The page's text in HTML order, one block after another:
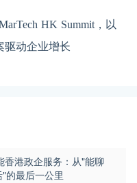
HK Summit，以
驱动企业增长
香港政企服务：从"能聊
的最后一公里